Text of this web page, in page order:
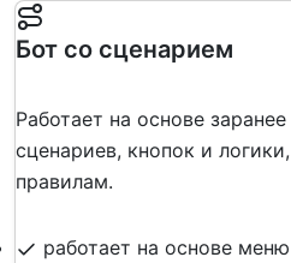
Бот со сценарием
Работает на основе
сценариев, кнопок и
правилам.
работает на основе